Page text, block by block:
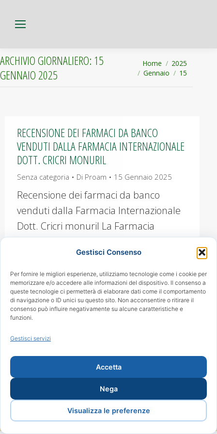
Gestisci Consenso
Per fornire le migliori esperienze, utilizziamo tecnologie come i cookie per
memorizzare e/o accedere alle informazioni del dispositivo. Il consenso a
queste tecnologie ci permetterà di elaborare dati come il comportamento
di navigazione o ID unici su questo sito. Non acconsentire o ritirare il
consenso può influire negativamente su alcune caratteristiche e
funzioni.
Gestisci servizi
Accetta
Nega
Visualizza le preferenze
ARCHIVIO GIORNALIERO: 15
GENNAIO 2025
Tu sei qui:
Home
2025
Gennaio
15
RECENSIONE DEI FARMACI DA BANCO
VENDUTI DALLA FARMACIA INTERNAZIONALE
DOTT. CRICRI MONURIL
Senza categoria Di Proam 15 Gennaio 2025
Recensione dei farmaci da banco
venduti dalla Farmacia Internazionale
Dott. Cricri monuril La Farmacia
Internazionale Dott. Cricri è nota per
offrire una vasta gamma di farmaci da
banco, tra cui il popolare
https://www.farmaciacricri.com/prodotto/
Questo farmaco è ampiamente
utilizzato per il trattamento delle
infezioni urinarie e ha raccolto
utenti. Monuril: Un…
Copyright 2024 Lacme. Tutti i diritti riservati. Powered by
Proweb
bottom